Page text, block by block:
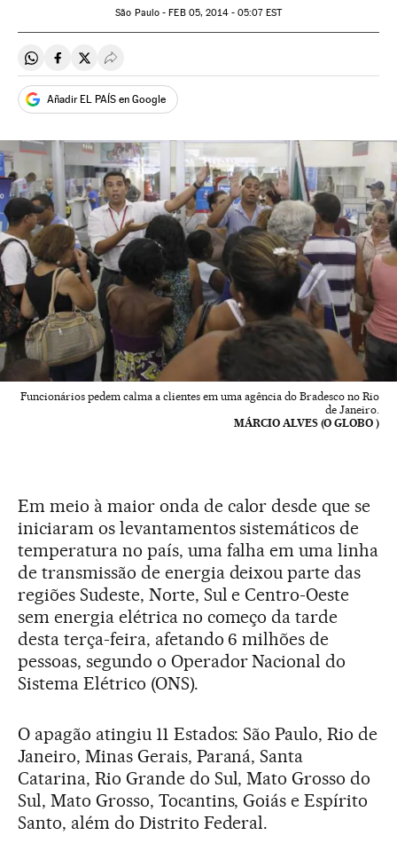
São Paulo -FEB05, 2014 - 05:07EST
Compartir en Whatsapp
Compartir en Facebook
Compartir en Twitter
Desplegar Redes Sociales
Añadir EL PAÍS en Google
Funcionários pedem calma a clientes em uma agência do Bradesco no Rio
de Janeiro.
MÁRCIO ALVES (O GLOBO )
Em meio à maior onda de calor desde que se
iniciaram os levantamentos sistemáticos de
temperatura no país, uma falha em uma linha
de transmissão de energia deixou parte das
regiões Sudeste, Norte, Sul e Centro-Oeste
sem energia elétrica no começo da tarde
desta terça-feira, afetando 6 milhões de
pessoas, segundo o Operador Nacional do
Sistema Elétrico (ONS).
O apagão atingiu 11 Estados: São Paulo, Rio de
Janeiro, Minas Gerais, Paraná, Santa
Catarina, Rio Grande do Sul, Mato Grosso do
Sul, Mato Grosso, Tocantins, Goiás e Espírito
Santo, além do Distrito Federal.